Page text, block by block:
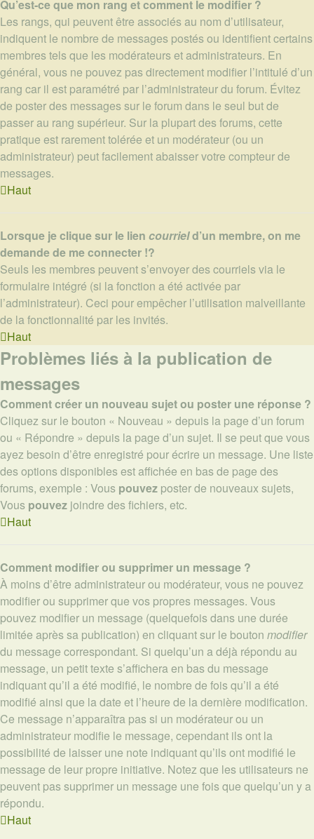
Qu’est-ce que mon rang et comment le modifier ?
Les rangs, qui peuvent être associés au nom d’utilisateur,
indiquent le nombre de messages postés ou identifient certains
membres tels que les modérateurs et administrateurs. En
général, vous ne pouvez pas directement modifier l’intitulé d’un
rang car il est paramétré par l’administrateur du forum. Évitez
de poster des messages sur le forum dans le seul but de
passer au rang supérieur. Sur la plupart des forums, cette
pratique est rarement tolérée et un modérateur (ou un
administrateur) peut facilement abaisser votre compteur de
messages.
Haut
Lorsque je clique sur le lien courrield’un membre, on me
demande de me connecter !?
Seuls les membres peuvent s’envoyer des courriels via le
formulaire intégré (si la fonction a été activée par
l’administrateur). Ceci pour empêcher l’utilisation malveillante
de la fonctionnalité par les invités.
Haut
Problèmes liés à la publication de
messages
Comment créer un nouveau sujet ou poster une réponse ?
Cliquez sur le bouton « Nouveau » depuis la page d’un forum
ou « Répondre » depuis la page d’un sujet. Il se peut que vous
ayez besoin d’être enregistré pour écrire un message. Une liste
des options disponibles est affichée en bas de page des
forums, exemple : Vous pouvez poster de nouveaux sujets,
Vous pouvez joindre des fichiers, etc.
Haut
Comment modifier ou supprimer un message ?
À moins d’être administrateur ou modérateur, vous ne pouvez
modifier ou supprimer que vos propres messages. Vous
pouvez modifier un message (quelquefois dans une durée
limitée après sa publication) en cliquant sur le bouton modifier
du message correspondant. Si quelqu’un a déjà répondu au
message, un petit texte s’affichera en bas du message
indiquant qu’il a été modifié, le nombre de fois qu’il a été
modifié ainsi que la date et l’heure de la dernière modification.
Ce message n’apparaîtra pas si un modérateur ou un
administrateur modifie le message, cependant ils ont la
possibilité de laisser une note indiquant qu’ils ont modifié le
message de leur propre initiative. Notez que les utilisateurs ne
peuvent pas supprimer un message une fois que quelqu’un y a
répondu.
Haut